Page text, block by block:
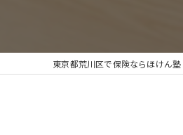
東京都荒川区で保険ならほけん塾